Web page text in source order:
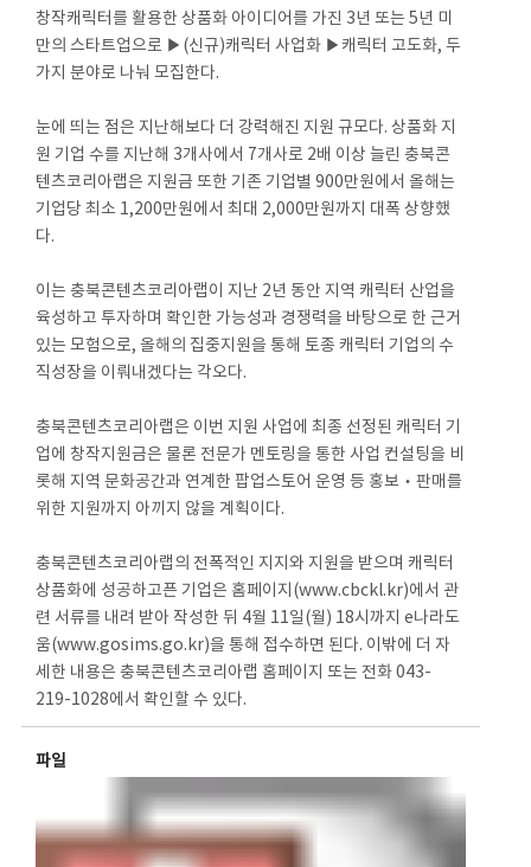
창작캐릭터를 활용한 상품화 아이디어를 가진 3년 또는 5년 미
만의 스타트업으로 ▶(신규)캐릭터 사업화 ▶캐릭터 고도화, 두
가지 분야로 나눠 모집한다.
눈에 띄는 점은 지난해보다 더 강력해진 지원 규모다. 상품화 지
원 기업 수를 지난해 3개사에서 7개사로 2배 이상 늘린 충북콘
텐츠코리아랩은 지원금 또한 기존 기업별 900만원에서 올해는
기업당 최소 1,200만원에서 최대 2,000만원까지 대폭 상향했
다.
이는 충북콘텐츠코리아랩이 지난 2년 동안 지역 캐릭터 산업을
육성하고 투자하며 확인한 가능성과 경쟁력을 바탕으로 한 근거
있는 모험으로, 올해의 집중지원을 통해 토종 캐릭터 기업의 수
직성장을 이뤄내겠다는 각오다.
충북콘텐츠코리아랩은 이번 지원 사업에 최종 선정된 캐릭터 기
업에 창작지원금은 물론 전문가 멘토링을 통한 사업 컨설팅을 비
롯해 지역 문화공간과 연계한 팝업스토어 운영 등 홍보‧판매를
위한 지원까지 아끼지 않을 계획이다.
충북콘텐츠코리아랩의 전폭적인 지지와 지원을 받으며 캐릭터
상품화에 성공하고픈 기업은 홈페이지(www.cbckl.kr)에서 관
련 서류를 내려 받아 작성한 뒤 4월 11일(월) 18시까지 e나라도
움(www.gosims.go.kr)을 통해 접수하면 된다. 이밖에 더 자
세한 내용은 충북콘텐츠코리아랩 홈페이지 또는 전화 043-
219-1028에서 확인할 수 있다.
파일